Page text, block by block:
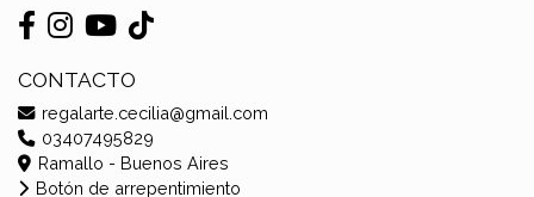
CONTACTO
regalarte.cecilia@gmail.com
03407495829
Ramallo - Buenos Aires
Botón de arrepentimiento